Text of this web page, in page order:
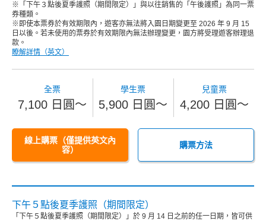
※「下午３點後夏季護照（期間限定）」與以往銷售的「午後護照」為同一票
券種類。
※即使本票券於有效期限內，遊客亦無法將入園日期變更至 2026 年 9 月 15
日以後。若未使用的票券於有效期限內無法辦理變更，園方將受理遊客辦理退
款。
瞭解詳情（英文）
全票
7,100 日圓～
學生票
5,900 日圓～
兒童票
4,200 日圓～
線上購票（僅提供英文內
容）
購票方法
下午５點後夏季護照（期間限定）
「下午５點後夏季護照（期間限定）」於 9 月 14 日之前的任一日期，皆可供